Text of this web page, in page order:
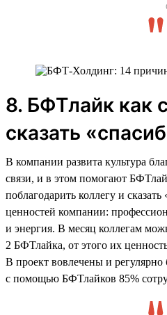
8. БФТлайк как
сказать
В компании развита культура
связи, и в этом помогают
поблагодарить коллегу и
ценностей компании:
и энергия. В месяц коллегам
2 БФТлайка, от этого их
В проект вовлечены и регулярно
с помощью БФТлайков 85%